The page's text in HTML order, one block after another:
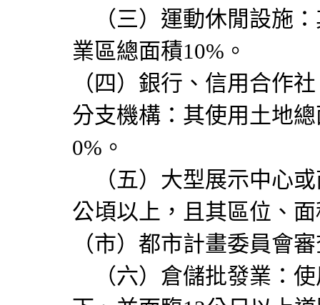
（三）運動休閒設施
業區總面積10%。
（四）銀行、信用合作
分支機構：其使用土地
0%。
（五）大型展示中心或
公頃以上，且其區位、
（市）都市計畫委員會
（六）倉儲批發業：使